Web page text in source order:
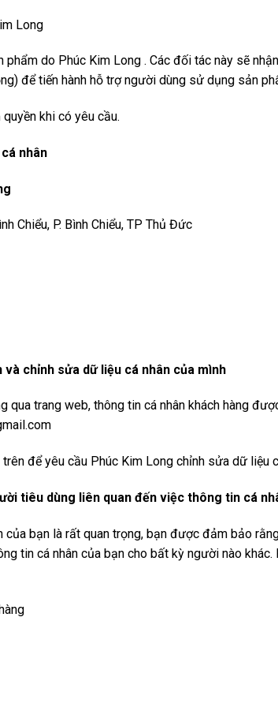
Long
do Phúc Kim Long . Các đối tác này sẽ
để tiến hành hỗ trợ người dùng sử dụng sản
khi có yêu cầu.
nhân
Chiểu, P. Bình Chiểu, TP Thủ Đức
chỉnh sửa dữ liệu cá nhân của mình
qua trang web, thông tin cá nhân khách hàng
để yêu cầu Phúc Kim Long chỉnh sửa dữ liệu
tiêu dùng liên quan đến việc thông tin cá
của bạn là rất quan trọng, bạn được đảm bảo
tin cá nhân của bạn cho bất kỳ người nào